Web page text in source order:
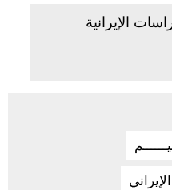
الإيرانية